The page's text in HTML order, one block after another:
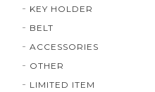
KEY HOLDER
BELT
ACCESSORIES
OTHER
LIMITED ITEM